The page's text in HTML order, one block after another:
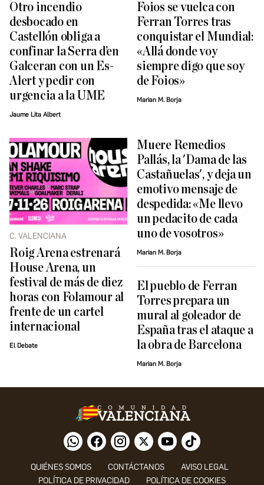
Otro incendio
desbocado en
Castellón obliga a
confinar la Serra d’en
Galceran con un Es-
Alert y pedir con
urgencia a la UME
Jaume Lita Albert
Foios se vuelca con
Ferran Torres tras
conquistar el Mundial:
«Allá donde voy
siempre digo que soy
de Foios»
Marian M. Borja
C. VALENCIANA
Roig Arena estrenará
House Arena, un
festival de más de diez
horas con Folamour al
frente de un cartel
internacional
El Debate
Muere Remedios
Pallás, la 'Dama de las
Castañuelas', y deja un
emotivo mensaje de
despedida: «Me llevo
un pedacito de cada
uno de vosotros»
Marian M. Borja
El pueblo de Ferran
Torres prepara un
mural al goleador de
España tras el ataque a
la obra de Barcelona
Marian M. Borja
QUIÉNES SOMOS CONTÁCTANOS
AVISO LEGAL
POLÍTICA DE PRIVACIDAD
POLÍTICA DE COOKIES